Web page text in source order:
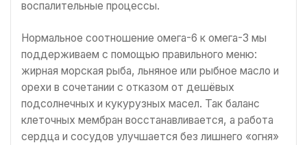
воспалительные процессы.
Нормальное соотношение омега-6 к омега-3 мы
поддерживаем с помощью правильного меню:
жирная морская рыба, льняное или рыбное масло и
орехи в сочетании с отказом от дешёвых
подсолнечных и кукурузных масел. Так баланс
клеточных мембран восстанавливается, а работа
сердца и сосудов улучшается без лишнего «огня»